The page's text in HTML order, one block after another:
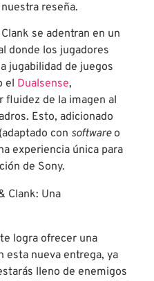
reseña.
se adentran en un
donde los jugadores
jugabilidad de juegos
el Dualsense,
fluidez de la imagen al
Esto, adicionado
con softwareo
experiencia única para
de Sony.
logra ofrecer una
esta nueva entrega, ya
lleno de enemigos